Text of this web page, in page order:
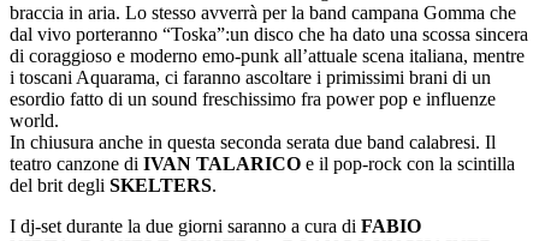
braccia in aria. Lo stesso avverrà per la band campana Gomma che
dal vivo porteranno “Toska”:un disco che ha dato una scossa sincera
di coraggioso e moderno emo-punk all’attuale scena italiana, mentre
i toscani Aquarama, ci faranno ascoltare i primissimi brani di un
esordio fatto di un sound freschissimo fra power pop e influenze
world.
In chiusura anche in questa seconda serata due band calabresi. Il
teatro canzone di IVAN TALARICO e il pop-rock con la scintilla
del brit degli SKELTERS.
I dj-set durante la due giorni saranno a cura di FABIO